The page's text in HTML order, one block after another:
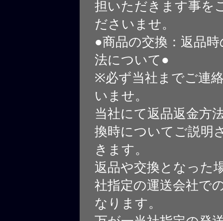
担いただきます事を
ださいませ。
●商品の交換：返品
法について●
※必ず当社までご連
いませ。
当社にて返品返金方
換時についてご説明
きます。
返品や交換となった
社指定の運送会社で
なります。